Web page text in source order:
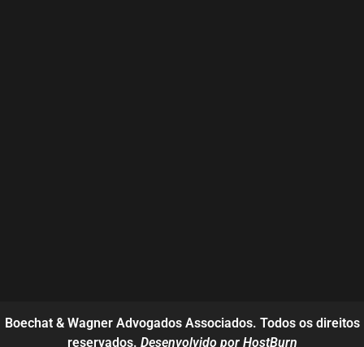
Boechat & Wagner Advogados Associados. Todos os direitos
reservados. Desenvolvido por HostBurn